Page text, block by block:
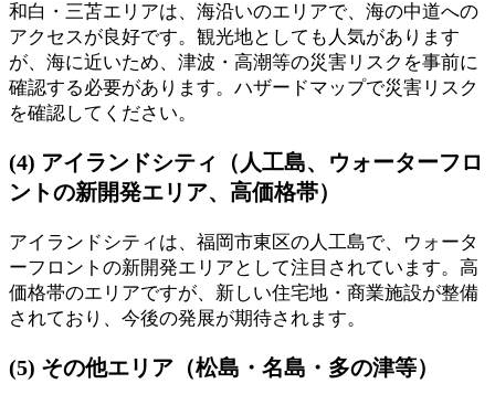
和白・三苫エリアは、海沿いのエリアで、海の中道への
アクセスが良好です。観光地としても人気があります
が、海に近いため、津波・高潮等の災害リスクを事前に
確認する必要があります。ハザードマップで災害リスク
を確認してください。
(4) アイランドシティ（人工島、ウォーターフロ
ントの新開発エリア、高価格帯）
アイランドシティは、福岡市東区の人工島で、ウォータ
ーフロントの新開発エリアとして注目されています。高
価格帯のエリアですが、新しい住宅地・商業施設が整備
されており、今後の発展が期待されます。
(5) その他エリア（松島・名島・多の津等）